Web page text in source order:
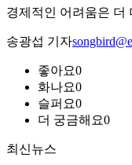
경제적인 어려움은 더
송광섭 기자
좋아요0
화나요0
슬퍼요0
더 궁금해요0
최신뉴스